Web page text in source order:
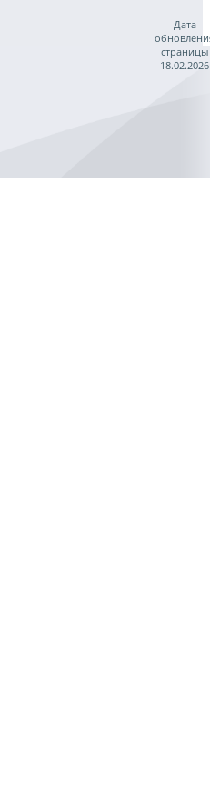
Дата
страницы
18.02.2026